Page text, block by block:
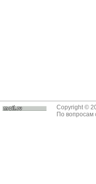
Copyright ©
По вопросам